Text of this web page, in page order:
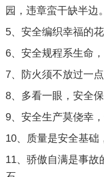
园，违章蛮干缺半边。
5、安全编织幸福的
6、安全规程系生命
7、防火须不放过一
8、多看一眼，安全
9、安全生产莫侥幸
10、质量是安全基础
11、骄傲自满是事故